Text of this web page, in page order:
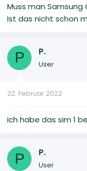
Muss man
Ist das nicht schon
P P.
User
22. Februar 2022
Ich habe das sim 1
P P.
User